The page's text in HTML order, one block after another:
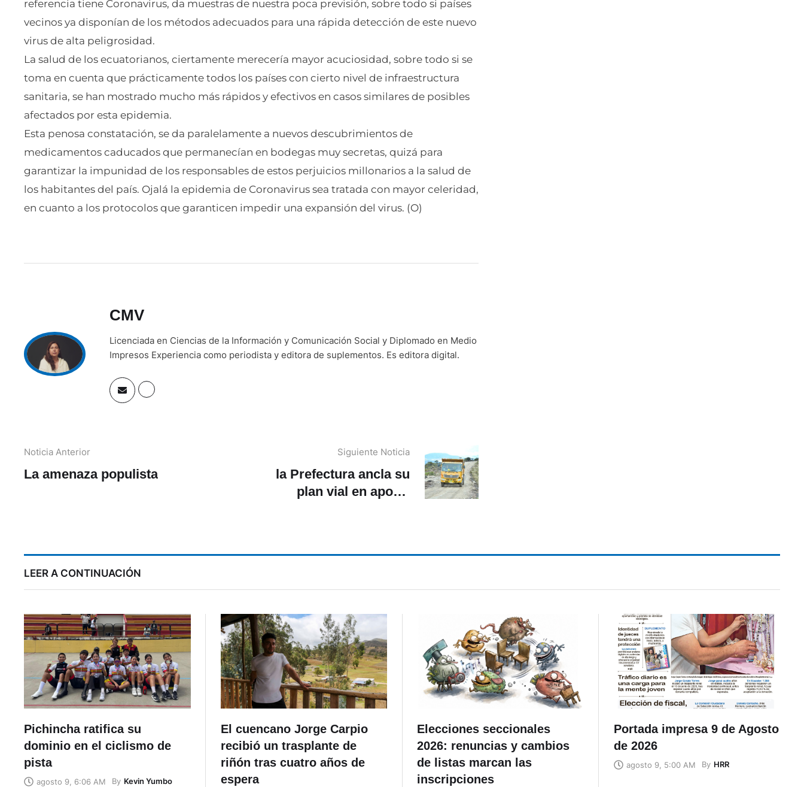
referencia tiene Coronavirus, da muestras de nuestra poca previsión, sobre todo si países
vecinos ya disponían de los métodos adecuados para una rápida detección de este nuevo
virus de alta peligrosidad.
La salud de los ecuatorianos, ciertamente merecería mayor acuciosidad, sobre todo si se
toma en cuenta que prácticamente todos los países con cierto nivel de infraestructura
sanitaria, se han mostrado mucho más rápidos y efectivos en casos similares de posibles
afectados por esta epidemia.
Esta penosa constatación, se da paralelamente a nuevos descubrimientos de
medicamentos caducados que permanecían en bodegas muy secretas, quizá para
garantizar la impunidad de los responsables de estos perjuicios millonarios a la salud de
los habitantes del país. Ojalá la epidemia de Coronavirus sea tratada con mayor celeridad,
en cuanto a los protocolos que garanticen impedir una expansión del virus. (O)
CMV
Licenciada en Ciencias de la Información y Comunicación Social y Diplomado en Medio
Impresos Experiencia como periodista y editora de suplementos. Es editora digital.
Noticia Anterior
La amenaza populista
Siguiente Noticia
la Prefectura ancla su
plan vial en aporte
LEER A CONTINUACIÓN
Pichincha ratifica su
dominio en el ciclismo de
pista
agosto 9, 6:06 AM By Kevin Yumbo
El cuencano Jorge Carpio
recibió un trasplante de
riñón tras cuatro años de
espera
Elecciones seccionales
2026: renuncias y cambios
de listas marcan las
inscripciones
Portada impresa 9 de Agosto
de 2026
agosto 9, 5:00 AM By HRR